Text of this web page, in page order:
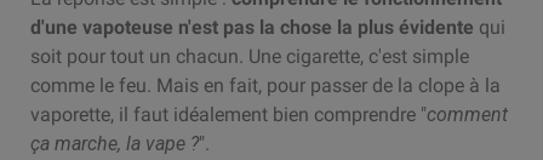
d'une vapoteuse n'est pas la chose la plus évidente qui
soit pour tout un chacun. Une cigarette, c'est simple
comme le feu. Mais en fait, pour passer de la clope à la
vaporette, il faut idéalement bien comprendre "comment
ça marche, la vape ?".